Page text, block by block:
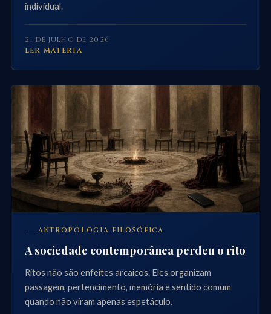
individual.
21 DE JULHO DE 2026
LER MATÉRIA
ANTROPOLOGIA FILOSÓFICA
A sociedade contemporânea perdeu o rito
Ritos não são enfeites arcaicos. Eles organizam
passagem, pertencimento, memória e sentido comum
quando não viram apenas espetáculo.